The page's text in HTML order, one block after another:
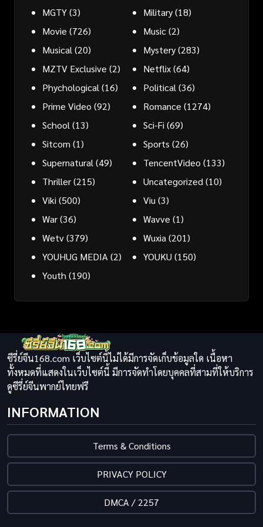
MGTY(3) Military(18)
Movie (726) Music(2)
Musical (20) Mystery(283)
MZTV Exclusive (2) Netflix(64)
Phychological (16) Political (36)
Prime Video (92) Romance (1274)
School (13) Sci-Fi (69)
Sitcom (1) Sports (26)
Supernatural (49) TencentVideo (133)
Thriller(215) Uncategorized (10)
Viki (500) Viu (3)
War(36) Wavve (1)
Wetv(379) Wuxia (201)
YOUHUG MEDIA (2) YOUKU (150)
Youth (190)
ซีรี่ย์จีน168.com เว็บไซต์นี้ไม่ได้มีการจัดเก็บข้อมูลใด เนื้อหา
ทั้งหมดที่แสดงในเว็บไซต์นี้ มีการจัดทำโดยบุคคลที่สามที่ให้บริการ
ดูซีรี่ย์จีนพากย์ไทยฟรี
INFORMATION
Terms & Conditions
PRIVACY POLICY
DMCA / 2257